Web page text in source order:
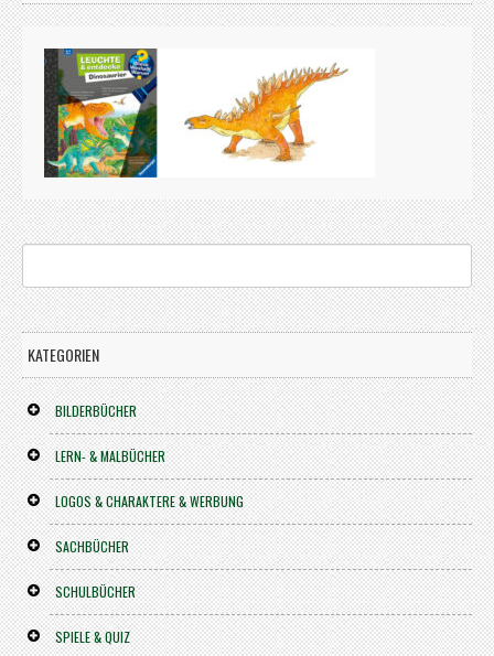
KATEGORIEN
BILDERBÜCHER
LERN- & MALBÜCHER
LOGOS & CHARAKTERE & WERBUNG
SACHBÜCHER
SCHULBÜCHER
SPIELE & QUIZ